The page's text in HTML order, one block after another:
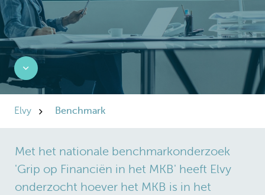
Elvy Benchmark
Met het nationale benchmarkonderzoek
'Grip op Financiën in het MKB' heeft Elvy
onderzocht hoever het MKB is in het